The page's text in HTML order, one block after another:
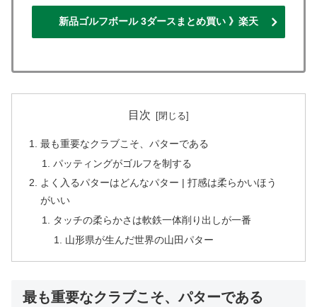
新品ゴルフボール 3ダースまとめ買い 》楽天
目次
最も重要なクラブこそ、パターである
パッティングがゴルフを制する
よく入るパターはどんなパター | 打感は柔らかいほう
がいい
タッチの柔らかさは軟鉄一体削り出しが一番
山形県が生んだ世界の山田パター
最も重要なクラブこそ、パターである